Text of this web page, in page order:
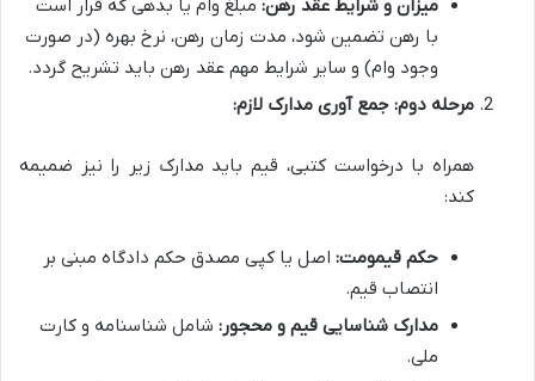
میزان و شرایط عقد رهن: مبلغ وام یا بدهی که قرار است
با رهن تضمین شود، مدت زمان رهن، نرخ بهره (در صورت
وجود وام) و سایر شرایط مهم عقد رهن باید تشریح گردد.
مرحله دوم: جمع آوری مدارک لازم:
همراه با درخواست کتبی، قیم باید مدارک زیر را نیز ضمیمه
کند:
حکم قیمومت: اصل یا کپی مصدق حکم دادگاه مبنی بر
انتصاب قیم.
مدارک شناسایی قیم و محجور: شامل شناسنامه و کارت
ملی.